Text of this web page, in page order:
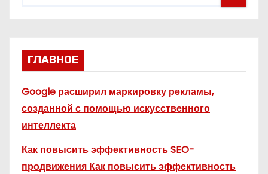
ГЛАВНОЕ
Google расширил маркировку рекламы,
созданной с помощью искусственного
интеллекта
Как повысить эффективность SEO-
продвижения Как повысить эффективность